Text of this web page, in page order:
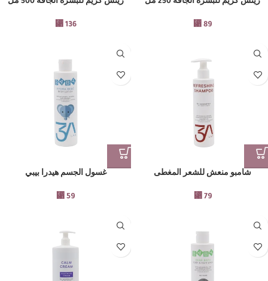
ريتش كريم للبشرة الجافة 250 مل
⃁ 89
ريتش كريم للبشرة الجافة 500 مل
⃁136
شامبو منعش للشعر المغطى
⃁79
غسول الجسم هيدرا بيبي
⃁ 59